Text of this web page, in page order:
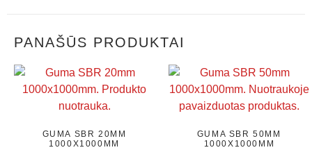
PANAŠŪS PRODUKTAI
GUMA SBR 20MM
1000X1000MM
GUMA SBR 50MM
1000X1000MM